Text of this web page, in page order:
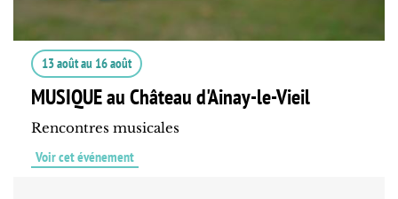
13 aoûtau 16 août
MUSIQUE au Château d'Ainay-le-Vieil
Rencontres musicales
Voir cet événement